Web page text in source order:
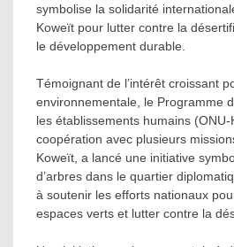
symbolise la solidarité
Koweït pour lutter contre la
le développement durable.
Témoignant de l’intérêt croissant
environnementale, le Programme
les établissements humains (ONU-
coopération avec plusieurs
Koweït, a lancé une initiative
d’arbres dans le quartier
à soutenir les efforts nationaux
espaces verts et lutter contre la